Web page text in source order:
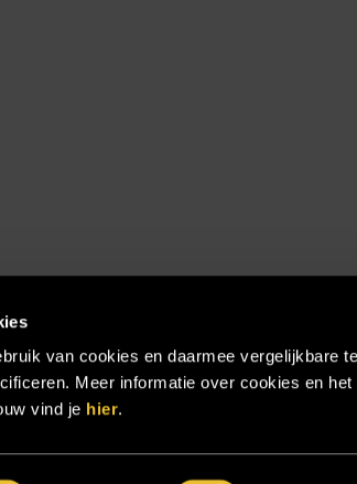
van cookies en daarmee vergelijkbare
Meer informatie over cookies en het
vind je hier.